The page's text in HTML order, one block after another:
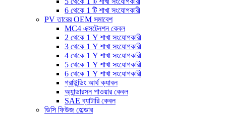
6 থেকে 1 টি শাখা সংযোগকারী
PV তারের OEM সমাবেশ
MC4 এক্সটেনশন কেবল
2 থেকে 1 Y শাখা সংযোগকারী
3 থেকে 1 Y শাখা সংযোগকারী
4 থেকে 1 Y শাখা সংযোগকারী
5 থেকে 1 Y শাখা সংযোগকারী
6 থেকে 1 Y শাখা সংযোগকারী
গ্রাউন্ডিং আর্থ ক্যাবল
অ্যান্ডারসন পাওয়ার কেবল
SAE ব্যাটারি কেবল
ডিসি ফিউজ হোল্ডার